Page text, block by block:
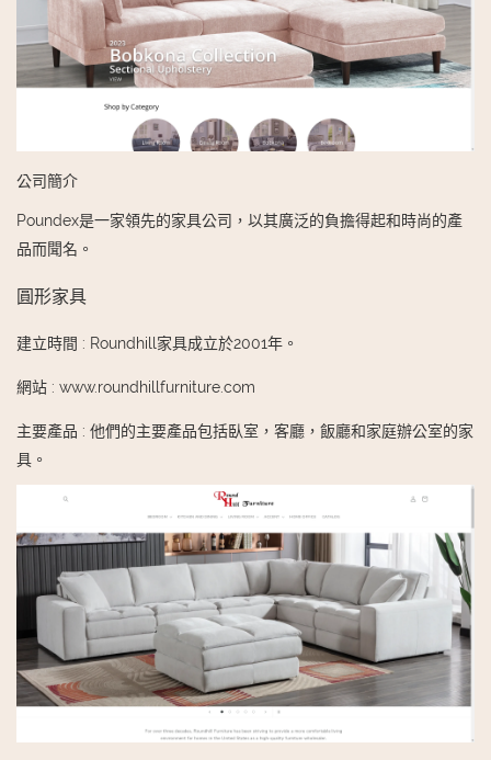
公司簡介
Poundex是一家領先的家具公司，以其廣泛的負擔得起和時尚的產
品而聞名。
圓形家具
建立時間 : Roundhill家具成立於2001年。
網站 : www.roundhillfurniture.com
主要產品 : 他們的主要產品包括臥室，客廳，飯廳和家庭辦公室的家
具。